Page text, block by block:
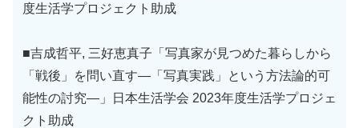
度生活学プロジェクト助成
■吉成哲平, 三好恵真子「写真家が見つめた暮らしから
「戦後」を問い直す―「写真実践」という方法論的可
能性の討究―」日本生活学会 2023年度生活学プロジェ
クト助成